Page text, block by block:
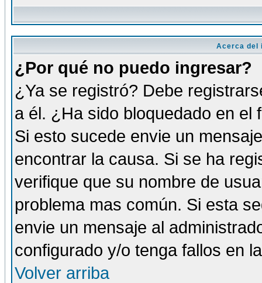
Acerca del
¿Por qué no puedo ingresar?
¿Ya se registró? Debe
a él. ¿Ha sido bloquedado en
Si esto sucede envie un
encontrar la causa. Si se ha
verifique que su nombre de
problema mas común. Si esta
envie un mensaje al
configurado y/o tenga fallos en
Volver arriba